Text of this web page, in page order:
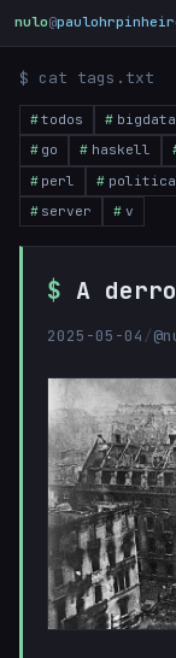
nulo@
$ cat tags.txt
todos bigdata
go
haskell
perl
politica
server
v
A
2025-05-04 /